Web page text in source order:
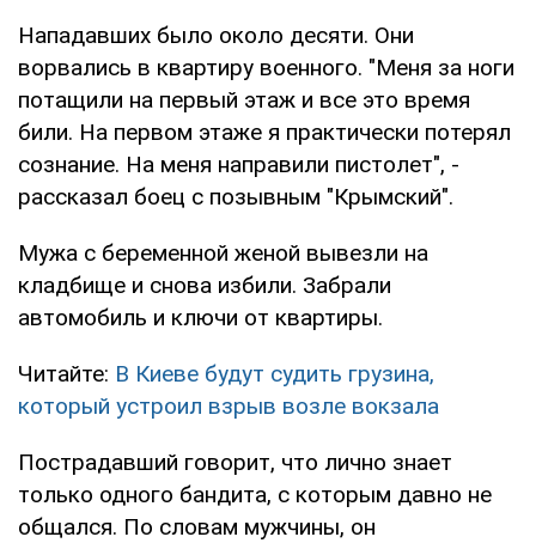
Нападавших было около десяти. Они
ворвались в квартиру военного. "Меня за ноги
потащили на первый этаж и все это время
били. На первом этаже я практически потерял
сознание. На меня направили пистолет", -
рассказал боец с позывным "Крымский".
Мужа с беременной женой вывезли на
кладбище и снова избили. Забрали
автомобиль и ключи от квартиры.
Читайте: В Киеве будут судить грузина,
который устроил взрыв возле вокзала
Пострадавший говорит, что лично знает
только одного бандита, с которым давно не
общался. По словам мужчины, он